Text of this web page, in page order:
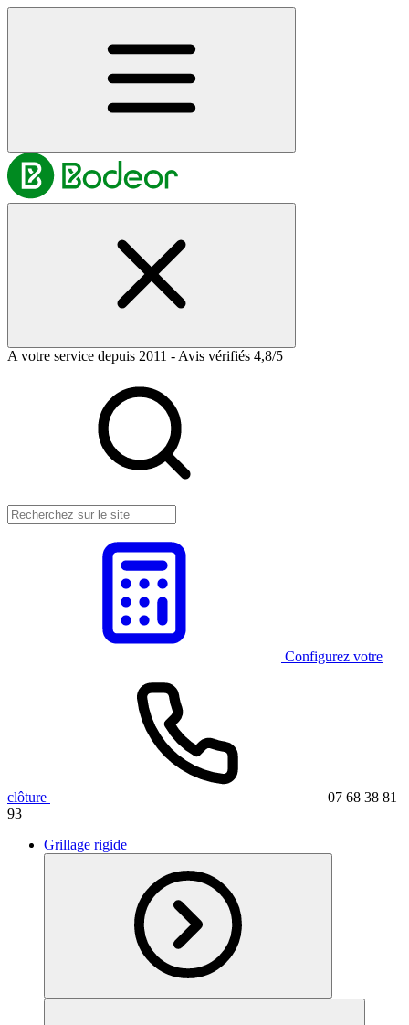
A votre service depuis 2011 - Avis vérifiés 4,8/5
Configurez votre
clôture
07 68 38 81
93
Grillage rigide